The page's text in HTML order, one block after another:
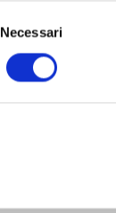
Necessari